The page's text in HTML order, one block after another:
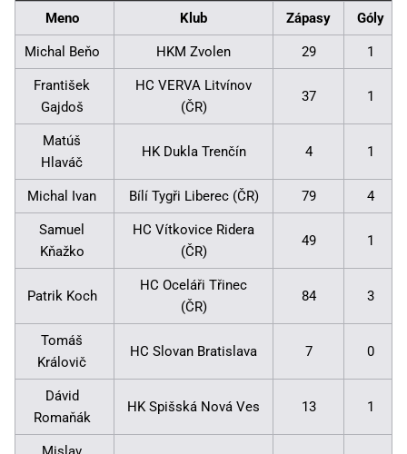
Meno Klub Zápasy Góly
Michal Beňo HKM Zvolen 29 1
František
Gajdoš
HC VERVA Litvínov
(ČR)
37 1
Matúš
Hlaváč
HK Dukla Trenčín 4 1
Michal Ivan Bílí Tygři Liberec (ČR) 79 4
Samuel
Kňažko
HC Vítkovice Ridera
(ČR)
49 1
Patrik Koch
HC Oceláři Třinec
(ČR)
84 3
Tomáš
Královič
HC Slovan Bratislava 7 0
Dávid
Romaňák
HK Spišská Nová Ves 13 1